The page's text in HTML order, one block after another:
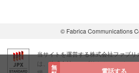
無 電話する
© Fabrica Communications
当サイトを運営する株式会社ファブ
は、株式会社ファブリカホールディ